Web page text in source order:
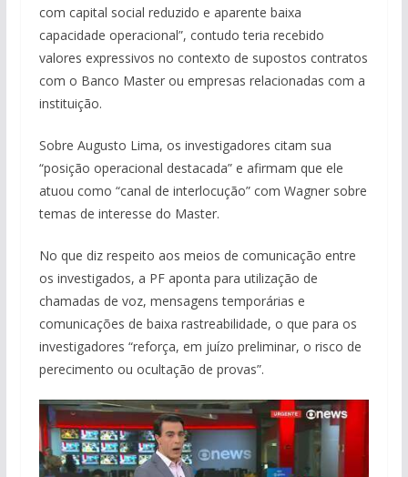
com capital social reduzido e aparente baixa
capacidade operacional”, contudo teria recebido
valores expressivos no contexto de supostos contratos
com o Banco Master ou empresas relacionadas com a
instituição.
Sobre Augusto Lima, os investigadores citam sua
“posição operacional destacada” e afirmam que ele
atuou como “canal de interlocução” com Wagner sobre
temas de interesse do Master.
No que diz respeito aos meios de comunicação entre
os investigados, a PF aponta para utilização de
chamadas de voz, mensagens temporárias e
comunicações de baixa rastreabilidade, o que para os
investigadores “reforça, em juízo preliminar, o risco de
perecimento ou ocultação de provas”.